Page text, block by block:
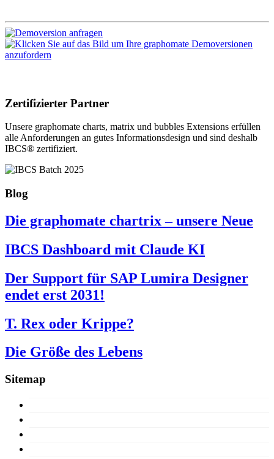
Zertifizierter Partner
Unsere graphomate charts, matrix und bubbles Extensions erfüllen
alle Anforderungen an gutes Informa­tionsdesign und sind deshalb
IBCS® zertifiziert.
Blog
Die graphomate chartrix – unsere Neue
IBCS Dashboard mit Claude KI
Der Support für SAP Lumira Designer
endet erst 2031!
T. Rex oder Krippe?
Die Größe des Lebens
Sitemap